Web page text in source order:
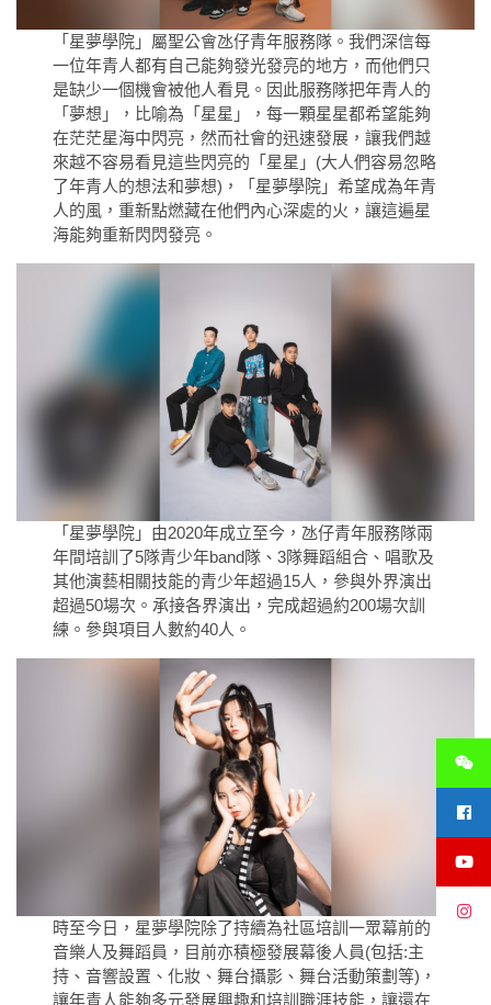
「星夢學院」屬聖公會氹仔青年服務隊。我們深信每
一位年青人都有自己能夠發光發亮的地方，而他們只
是缺少一個機會被他人看見。因此服務隊把年青人的
「夢想」，比喻為「星星」，每一顆星星都希望能夠
在茫茫星海中閃亮，然而社會的迅速發展，讓我們越
來越不容易看見這些閃亮的「星星」(大人們容易忽略
了年青人的想法和夢想)，「星夢學院」希望成為年青
人的風，重新點燃藏在他們內心深處的火，讓這遍星
海能夠重新閃閃發亮。
「星夢學院」由2020年成立至今，氹仔青年服務隊兩
年間培訓了5隊青少年band隊、3隊舞蹈組合、唱歌及
其他演藝相關技能的青少年超過15人，參與外界演出
超過50場次。承接各界演出，完成超過約200場次訓
練。參與項目人數約40人。
時至今日，星夢學院除了持續為社區培訓一眾幕前的
音樂人及舞蹈員，目前亦積極發展幕後人員(包括:主
持、音響設置、化妝、舞台攝影、舞台活動策劃等)，
讓年青人能夠多元發展興趣和培訓職涯技能，讓還在